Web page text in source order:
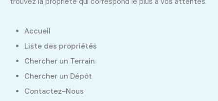
Accueil
Liste des propriétés
Chercher un Terrain
Chercher un Dépôt
Contactez-Nous